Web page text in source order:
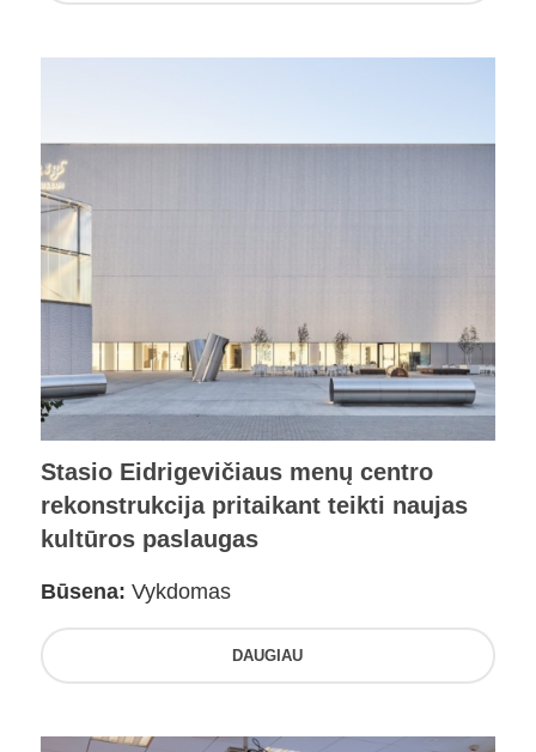
Stasio Eidrigevičiaus menų centro
rekonstrukcija pritaikant teikti naujas
kultūros paslaugas
Būsena: Vykdomas
DAUGIAU